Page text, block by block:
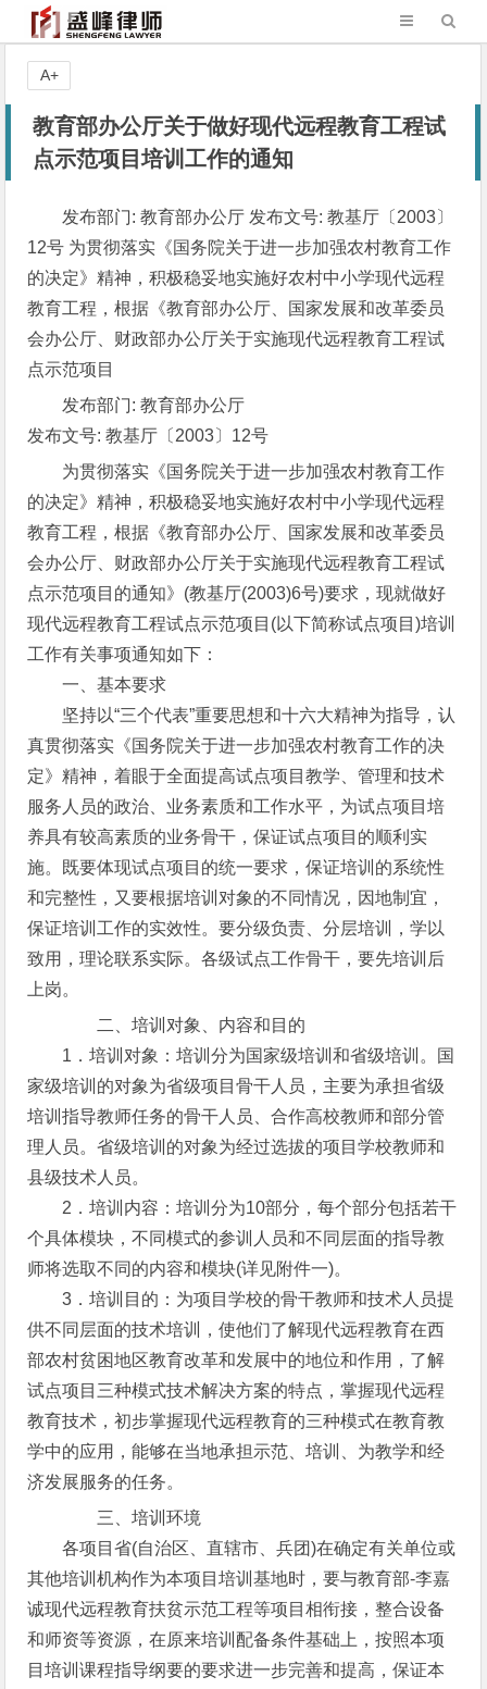
教育部办公厅关于做好现代远程教育工程试
点示范项目培训工作的通知
发布部门: 教育部办公厅 发布文号: 教基厅〔2003〕
12号 为贯彻落实《国务院关于进一步加强农村教育工作
的决定》精神，积极稳妥地实施好农村中小学现代远程
教育工程，根据《教育部办公厅、国家发展和改革委员
会办公厅、财政部办公厅关于实施现代远程教育工程试
点示范项目
发布部门: 教育部办公厅
发布文号: 教基厅〔2003〕12号
为贯彻落实《国务院关于进一步加强农村教育工作
的决定》精神，积极稳妥地实施好农村中小学现代远程
教育工程，根据《教育部办公厅、国家发展和改革委员
会办公厅、财政部办公厅关于实施现代远程教育工程试
点示范项目的通知》(教基厅(2003)6号)要求，现就做好
现代远程教育工程试点示范项目(以下简称试点项目)培训
工作有关事项通知如下：
一、基本要求
坚持以“三个代表”重要思想和十六大精神为指导，认
真贯彻落实《国务院关于进一步加强农村教育工作的决
定》精神，着眼于全面提高试点项目教学、管理和技术
服务人员的政治、业务素质和工作水平，为试点项目培
养具有较高素质的业务骨干，保证试点项目的顺利实
施。既要体现试点项目的统一要求，保证培训的系统性
和完整性，又要根据培训对象的不同情况，因地制宜，
保证培训工作的实效性。要分级负责、分层培训，学以
致用，理论联系实际。各级试点工作骨干，要先培训后
上岗。
二、培训对象、内容和目的
1．培训对象：培训分为国家级培训和省级培训。国
家级培训的对象为省级项目骨干人员，主要为承担省级
培训指导教师任务的骨干人员、合作高校教师和部分管
理人员。省级培训的对象为经过选拔的项目学校教师和
县级技术人员。
2．培训内容：培训分为10部分，每个部分包括若干
个具体模块，不同模式的参训人员和不同层面的指导教
师将选取不同的内容和模块(详见附件一)。
3．培训目的：为项目学校的骨干教师和技术人员提
供不同层面的技术培训，使他们了解现代远程教育在西
部农村贫困地区教育改革和发展中的地位和作用，了解
试点项目三种模式技术解决方案的特点，掌握现代远程
教育技术，初步掌握现代远程教育的三种模式在教育教
学中的应用，能够在当地承担示范、培训、为教学和经
济发展服务的任务。
三、培训环境
各项目省(自治区、直辖市、兵团)在确定有关单位或
其他培训机构作为本项目培训基地时，要与教育部-李嘉
诚现代远程教育扶贫示范工程等项目相衔接，整合设备
和师资等资源，在原来培训配备条件基础上，按照本项
目培训课程指导纲要的要求进一步完善和提高，保证本
A+